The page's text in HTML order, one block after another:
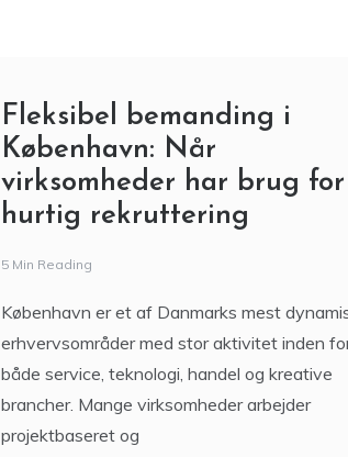
brancher. Mange virksomheder arbejder
projektbaseret og
Stærk partner for
virksomheder
Bogføring med præcision og dybde RéVision+
Statsautoriseret Revisionsanpartsselskab er